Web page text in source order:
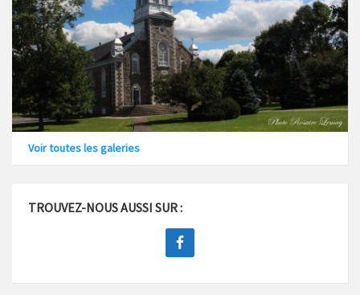
Voir toutes les galeries
TROUVEZ-NOUS AUSSI SUR :